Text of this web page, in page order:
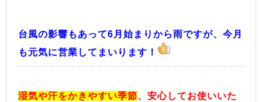
台風の影響もあって6月始まりから雨ですが、今月
も元気に営業してまいります！
湿気や汗をかきやすい季節、安心してお使いいた